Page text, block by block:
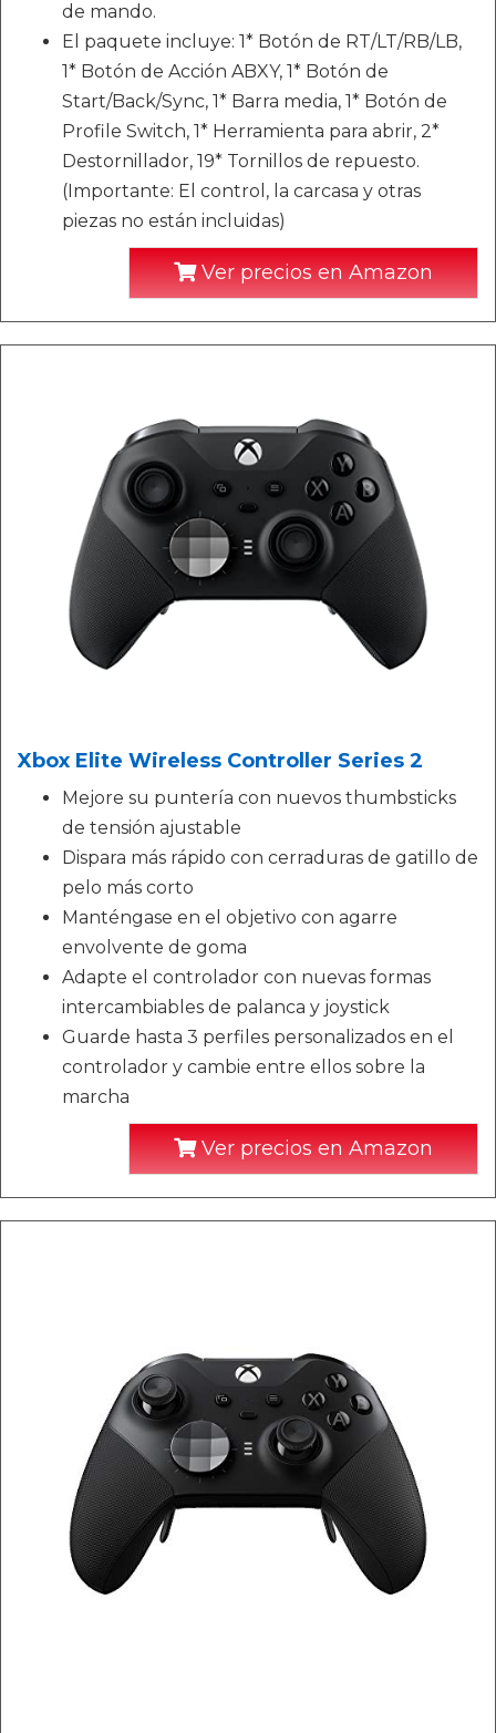
de mando.
El paquete incluye: 1* Botón de RT/LT/RB/LB,
1* Botón de Acción ABXY, 1* Botón de
Start/Back/Sync, 1* Barra media, 1* Botón de
Profile Switch, 1* Herramienta para abrir, 2*
Destornillador, 19* Tornillos de repuesto.
(Importante: El control, la carcasa y otras
piezas no están incluidas)
Ver precios en Amazon
Xbox Elite Wireless Controller Series 2
Mejore su puntería con nuevos thumbsticks
de tensión ajustable
Dispara más rápido con cerraduras de gatillo de
pelo más corto
Manténgase en el objetivo con agarre
envolvente de goma
Adapte el controlador con nuevas formas
intercambiables de palanca y joystick
Guarde hasta 3 perfiles personalizados en el
controlador y cambie entre ellos sobre la
marcha
Ver precios en Amazon